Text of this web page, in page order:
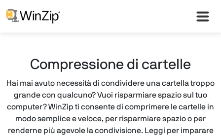
Compressione di cartelle
Hai mai avuto necessità di condividere una cartella troppo
grande con qualcuno? Vuoi risparmiare spazio sul tuo
computer? WinZip ti consente di comprimere le cartelle in
modo semplice e veloce, per risparmiare spazio o per
renderne più agevole la condivisione. Leggi per imparare